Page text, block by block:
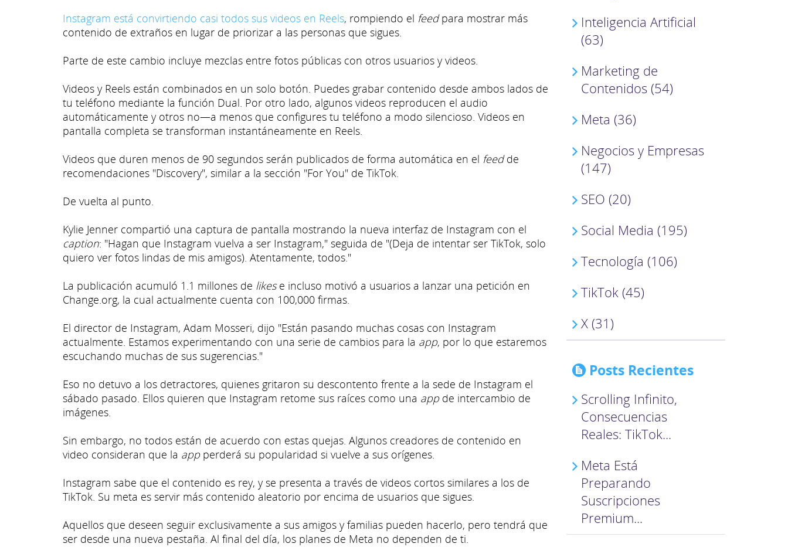
Instagram está convirtiendo casi todos sus videos en Reels, rompiendo el feedpara mostrar más
contenido de extraños en lugar de priorizar a las personas que sigues.
Parte de este cambio incluye mezclas entre fotos públicas con otros usuarios y videos.
Videos y Reels están combinados en un solo botón. Puedes grabar contenido desde ambos lados de
tu teléfono mediante la función Dual. Por otro lado, algunos videos reproducen el audio
automáticamente y otros no—a menos que configures tu teléfono a modo silencioso. Videos en
pantalla completa se transforman instantáneamente en Reels.
Videos que duren menos de 90 segundos serán publicados de forma automática en el feedde
recomendaciones "Discovery", similar a la sección "For You" de TikTok.
De vuelta al punto.
Kylie Jenner compartió una captura de pantalla mostrando la nueva interfaz de Instagram con el
caption: "Hagan que Instagram vuelva a ser Instagram," seguida de "(Deja de intentar ser TikTok, solo
quiero ver fotos lindas de mis amigos). Atentamente, todos."
La publicación acumuló 1.1 millones de likese incluso motivó a usuarios a lanzar una petición en
Change.org, la cual actualmente cuenta con 100,000 firmas.
El director de Instagram, Adam Mosseri, dijo "Están pasando muchas cosas con Instagram
actualmente. Estamos experimentando con una serie de cambios para la app, por lo que estaremos
escuchando muchas de sus sugerencias."
Eso no detuvo a los detractores, quienes gritaron su descontento frente a la sede de Instagram el
sábado pasado. Ellos quieren que Instagram retome sus raíces como una appde intercambio de
imágenes.
Sin embargo, no todos están de acuerdo con estas quejas. Algunos creadores de contenido en
video consideran que la appperderá su popularidad si vuelve a sus orígenes.
Instagram sabe que el contenido es rey, y se presenta a través de videos cortos similares a los de
TikTok. Su meta es servir más contenido aleatorio por encima de usuarios que sigues.
Aquellos que deseen seguir exclusivamente a sus amigos y familias pueden hacerlo, pero tendrá que
ser desde una nueva pestaña. Al final del día, los planes de Meta no dependen de ti.
Inteligencia Artificial
(63)
Marketing de
Contenidos (54)
Meta (36)
Negocios y Empresas
(147)
SEO (20)
Social Media (195)
Tecnología (106)
TikTok (45)
X (31)
Posts Recientes
Scrolling Infinito,
Consecuencias
Reales: TikTok...
Meta Está
Preparando
Suscripciones
Premium...